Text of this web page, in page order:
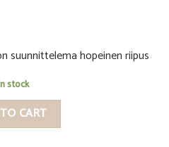
suunnittelema hopeinen riipus
stock
CART